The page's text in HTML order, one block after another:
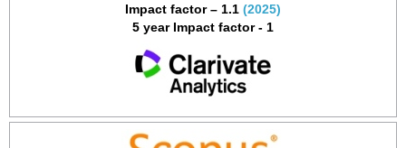
Impact factor – 1.1 (2025)
5 year Impact factor - 1